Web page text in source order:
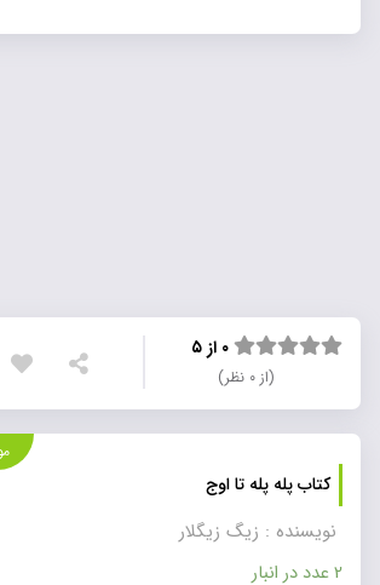
۰ از ۵
کتاب پله پله تا اوج
موجود
نویسنده : زیگ زیگلار